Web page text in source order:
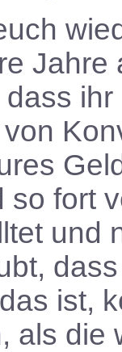
so fort
und
ist,
als die